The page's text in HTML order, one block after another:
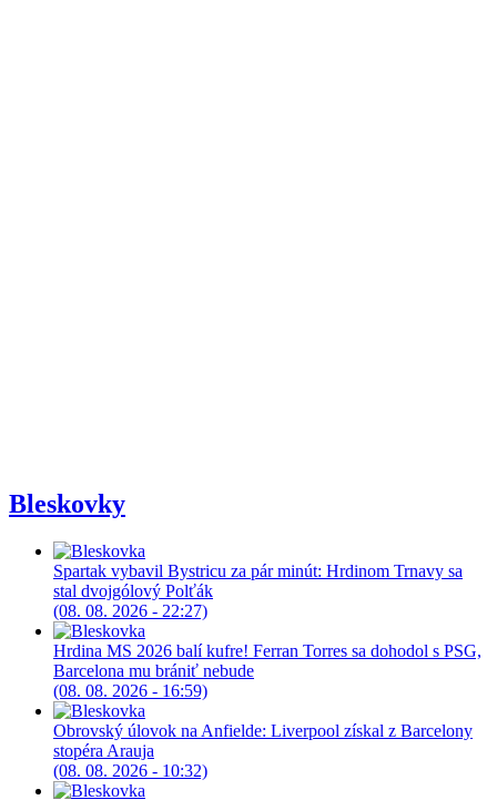
Bleskovky
Spartak vybavil Bystricu za pár minút: Hrdinom Trnavy sa
stal dvojgólový Polťák
(08. 08. 2026 - 22:27)
Hrdina MS 2026 balí kufre! Ferran Torres sa dohodol s PSG,
Barcelona mu brániť nebude
(08. 08. 2026 - 16:59)
Obrovský úlovok na Anfielde: Liverpool získal z Barcelony
stopéra Arauja
(08. 08. 2026 - 10:32)